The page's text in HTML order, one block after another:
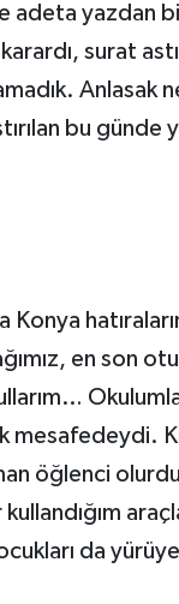
adeta yazdan
surat
Anlasak
bu günde
en son
mesafedeydi.
öğlenci
da